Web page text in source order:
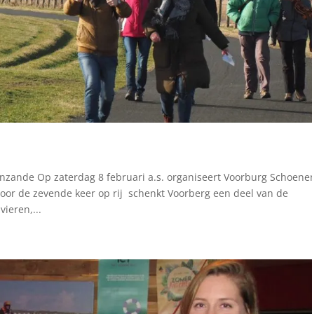
Op zaterdag 8 februari a.s. organiseert Voorburg
de zevende keer op rij schenkt Voorberg een deel van de